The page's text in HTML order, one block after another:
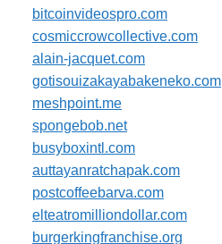
bitcoinvideospro.com
cosmiccrowcollective.com
alain-jacquet.com
gotisouizakayabakeneko.com
meshpoint.me
spongebob.net
busyboxintl.com
auttayanratchapak.com
postcoffeebarva.com
elteatromilliondollar.com
burgerkingfranchise.org